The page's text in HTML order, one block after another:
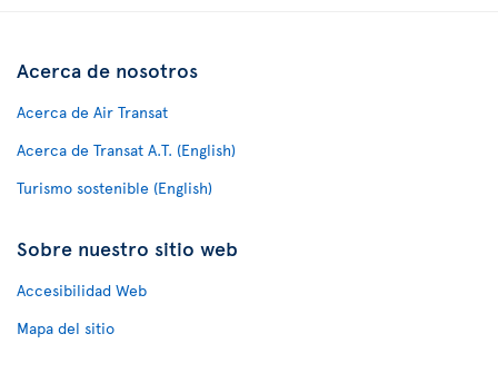
Acerca de nosotros
Acerca de Air Transat
Acerca de Transat A.T. (English)
Turismo sostenible (English)
Sobre nuestro sitio web
Accesibilidad Web
Mapa del sitio